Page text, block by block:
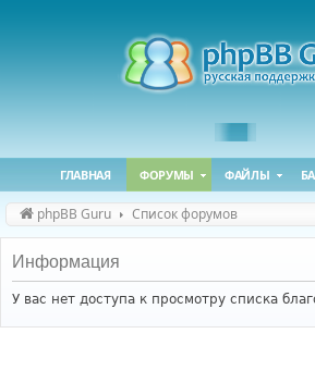
ГЛАВНАЯ ФОРУМЫ ФАЙЛЫ
phpBB Guru Список форумов
Информация
У вас нет доступа к просмотру списка